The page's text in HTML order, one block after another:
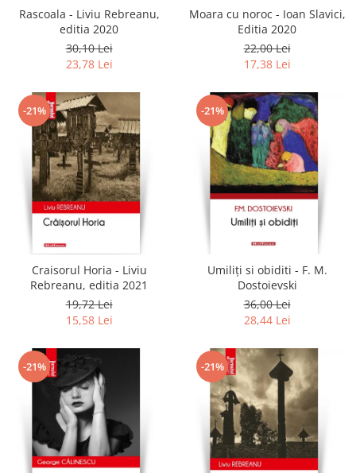
Rascoala - Liviu Rebreanu,
editia 2020
30,10 Lei
23,78 Lei
Moara cu noroc - Ioan Slavici,
Editia 2020
22,00 Lei
17,38 Lei
-21%
Craisorul Horia - Liviu
Rebreanu, editia 2021
19,72 Lei
15,58 Lei
-21%
Umiliți si obiditi - F. M.
Dostoievski
36,00 Lei
28,44 Lei
-21% -21%